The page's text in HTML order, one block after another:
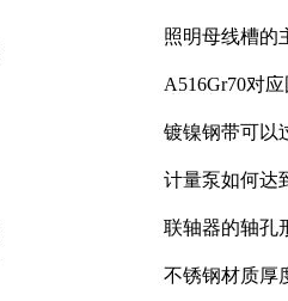
照明母线槽的
A516Gr70对
镀镍钢带可以
计量泵如何达
联轴器的轴孔
不锈钢材质厚